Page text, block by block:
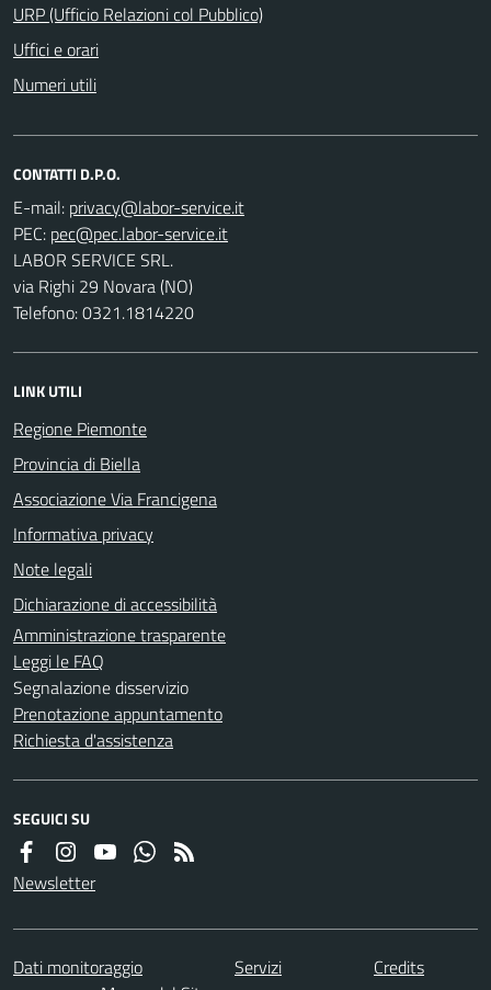
URP (Ufficio Relazioni col Pubblico)
Uffici e orari
Numeri utili
CONTATTI D.P.O.
E-mail:
PEC:
LABOR SERVICE SRL.
via Righi 29 Novara (NO)
Telefono: 0321.1814220
LINK UTILI
Regione Piemonte
Provincia di Biella
Associazione Via Francigena
Informativa privacy
Note legali
Dichiarazione di accessibilità
Amministrazione trasparente
Leggi le FAQ
Segnalazione disservizio
Prenotazione appuntamento
Richiesta d'assistenza
SEGUICI SU
Newsletter
Dati monitoraggio Servizi
Credits